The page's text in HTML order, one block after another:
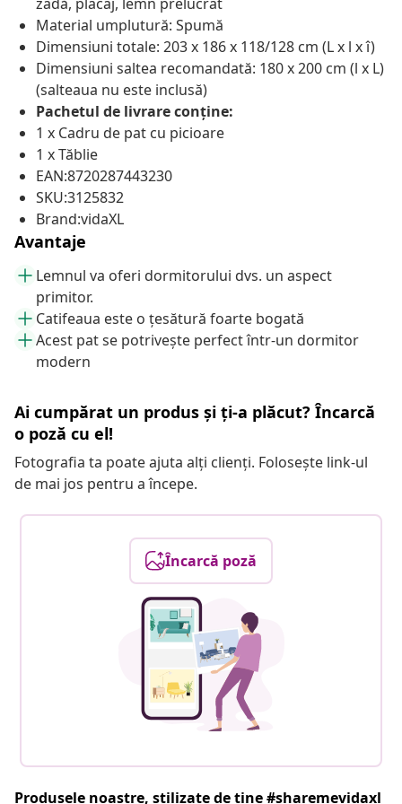
Material umplutură: Spumă
Dimensiuni totale: 203 x 186 x 118/128 cm (L x l x î)
Dimensiuni saltea recomandată: 180 x 200 cm (l x L)
(salteaua nu este inclusă)
Pachetul de livrare conține:
1 x Cadru de pat cu picioare
1 x Tăblie
EAN:8720287443230
SKU:3125832
Brand:vidaXL
Avantaje
Lemnul va oferi dormitorului dvs. un aspect
primitor.
Catifeaua este o țesătură foarte bogată
Acest pat se potrivește perfect într-un dormitor
modern
Ai cumpărat un produs și ți-a plăcut? Încarcă
o poză cu el!
Fotografia ta poate ajuta alți clienți. Folosește link-ul
de mai jos pentru a începe.
Încarcă poză
Produsele noastre, stilizate de tine #sharemevidaxl